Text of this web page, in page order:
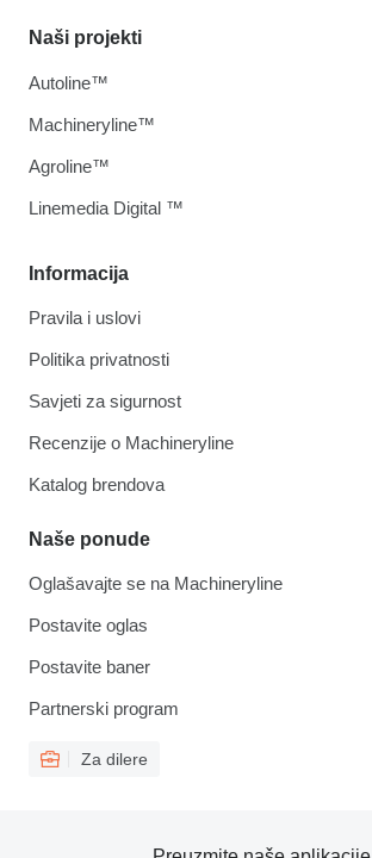
Informacija
Pravila i uslovi
Politika privatnosti
Savjeti za sigurnost
Recenzije o Machineryline
Katalog brendova
Naše ponude
Oglašavajte se na Machineryline
Postavite oglas
Postavite baner
Partnerski program
Za dilere
Naši projekti
Autoline™
Machineryline™
Agroline™
Linemedia Digital ™